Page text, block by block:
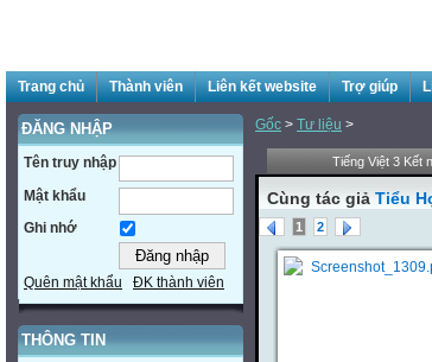
Trang chủ Thành viên Liên kết website Trợ giúp
ĐĂNG NHẬP
Tên truy nhập
Mật khẩu
Ghi nhớ
Quên mật khẩu ĐK thành viên
THÔNG TIN
Gốc > Tư liệu >
Tiếng Việt 3 Kết
Cùng tác giả Tiểu
1 2